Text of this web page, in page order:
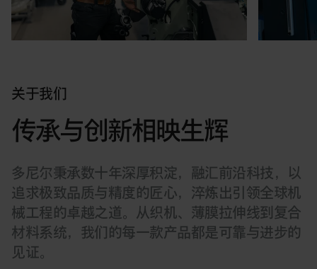
关于我们
传承与创新相映生辉
多尼尔秉承数十年深厚积淀，融汇前沿科技，以
追求极致品质与精度的匠心，淬炼出引领全球机
械工程的卓越之道。从织机、薄膜拉伸线到复合
材料系统，我们的每一款产品都是可靠与进步的
见证。